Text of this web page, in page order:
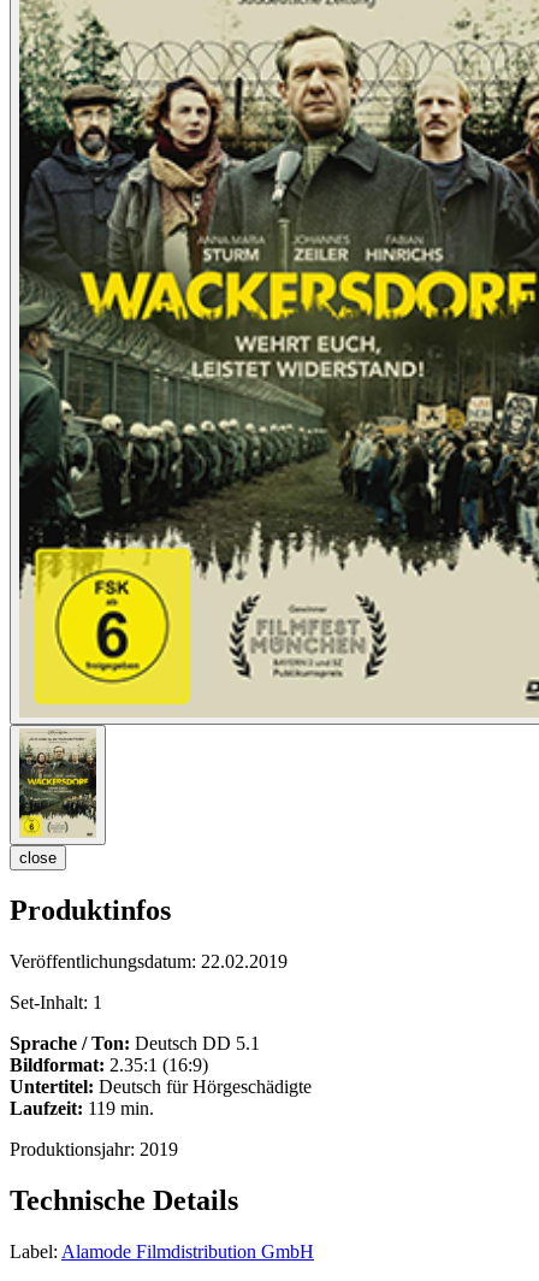
close
Produktinfos
Veröffentlichungsdatum: 22.02.2019
Set-Inhalt: 1
Sprache / Ton: Deutsch DD 5.1
Bildformat: 2.35:1 (16:9)
Untertitel: Deutsch für Hörgeschädigte
Laufzeit: 119 min.
Produktionsjahr: 2019
Technische Details
Label: Alamode Filmdistribution GmbH